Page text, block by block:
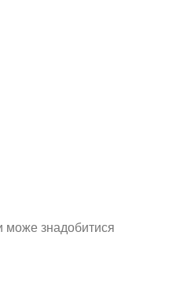
може знадобитися